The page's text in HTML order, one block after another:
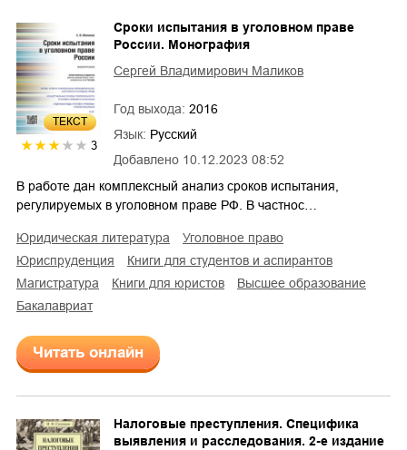
ТЕКСТ
3
Добавлено 10.12.2023 08:52
Сроки испытания в уголовном праве
России. Монография
Сергей Владимирович Маликов
Год выхода: 2016
Язык: Русский
В работе дан комплексный анализ сроков испытания,
регулируемых в уголовном праве РФ. В частнос…
юридическая литература
уголовное право
юриспруденция
книги для студентов и аспирантов
магистратура
книги для юристов
высшее образование
бакалавриат
Читать онлайн
Налоговые преступления. Специфика
выявления и расследования. 2-е издание